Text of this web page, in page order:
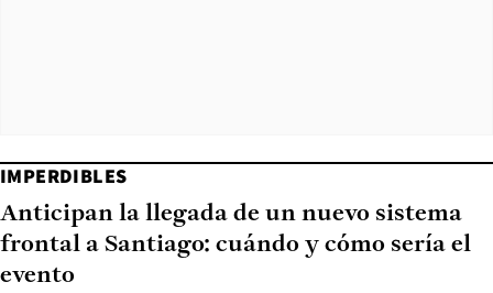
IMPERDIBLES
Anticipan la llegada de un nuevo sistema
frontal a Santiago: cuándo y cómo sería el
evento